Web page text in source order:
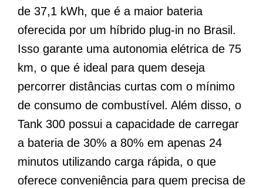
de 37,1 kWh, que é a maior bateria
oferecida por um híbrido plug-in no Brasil.
Isso garante uma autonomia elétrica de 75
km, o que é ideal para quem deseja
percorrer distâncias curtas com o mínimo
de consumo de combustível. Além disso, o
Tank 300 possui a capacidade de carregar
a bateria de 30% a 80% em apenas 24
minutos utilizando carga rápida, o que
oferece conveniência para quem precisa de